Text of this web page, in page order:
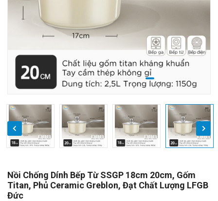
Nồi Chống Dính Bếp Từ SSGP 18cm 20cm, Gốm
Titan, Phủ Ceramic Greblon, Đạt Chất Lượng LFGB
Đức